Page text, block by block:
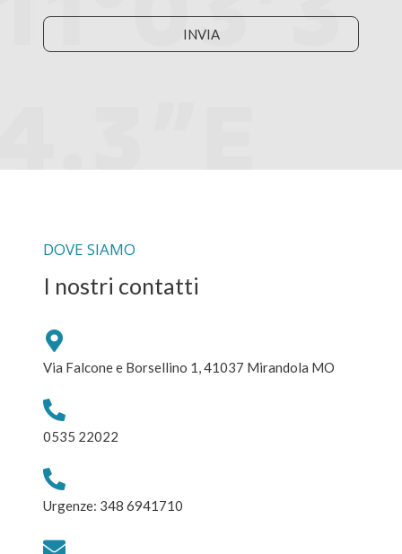
INVIA
DOVE SIAMO
I nostri contatti
Via Falcone e Borsellino 1, 41037 Mirandola MO
0535 22022
Urgenze: 348 6941710